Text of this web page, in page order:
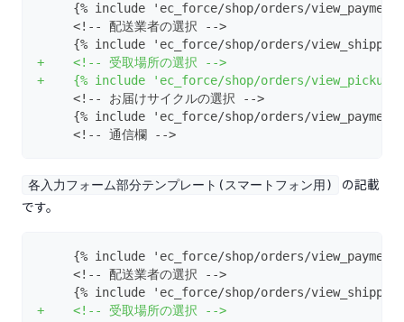
{% include 'ec_force/shop/orders/
     <!-- 配送業者の選択 -->
{% include 'ec_force/shop/orders/
+    <!-- 受取場所の選択 -->
+    {% include 'ec_force/shop/orders/
     <!-- お届けサイクルの選択 -->
{% include 'ec_force/shop/orders/
     <!-- 通信欄 -->
各入力フォーム部分テンプレート(スマートフォン用)
の記載
です。
{% include 'ec_force/shop/orders/
     <!-- 配送業者の選択 -->
{% include 'ec_force/shop/orders/
+    <!-- 受取場所の選択 -->